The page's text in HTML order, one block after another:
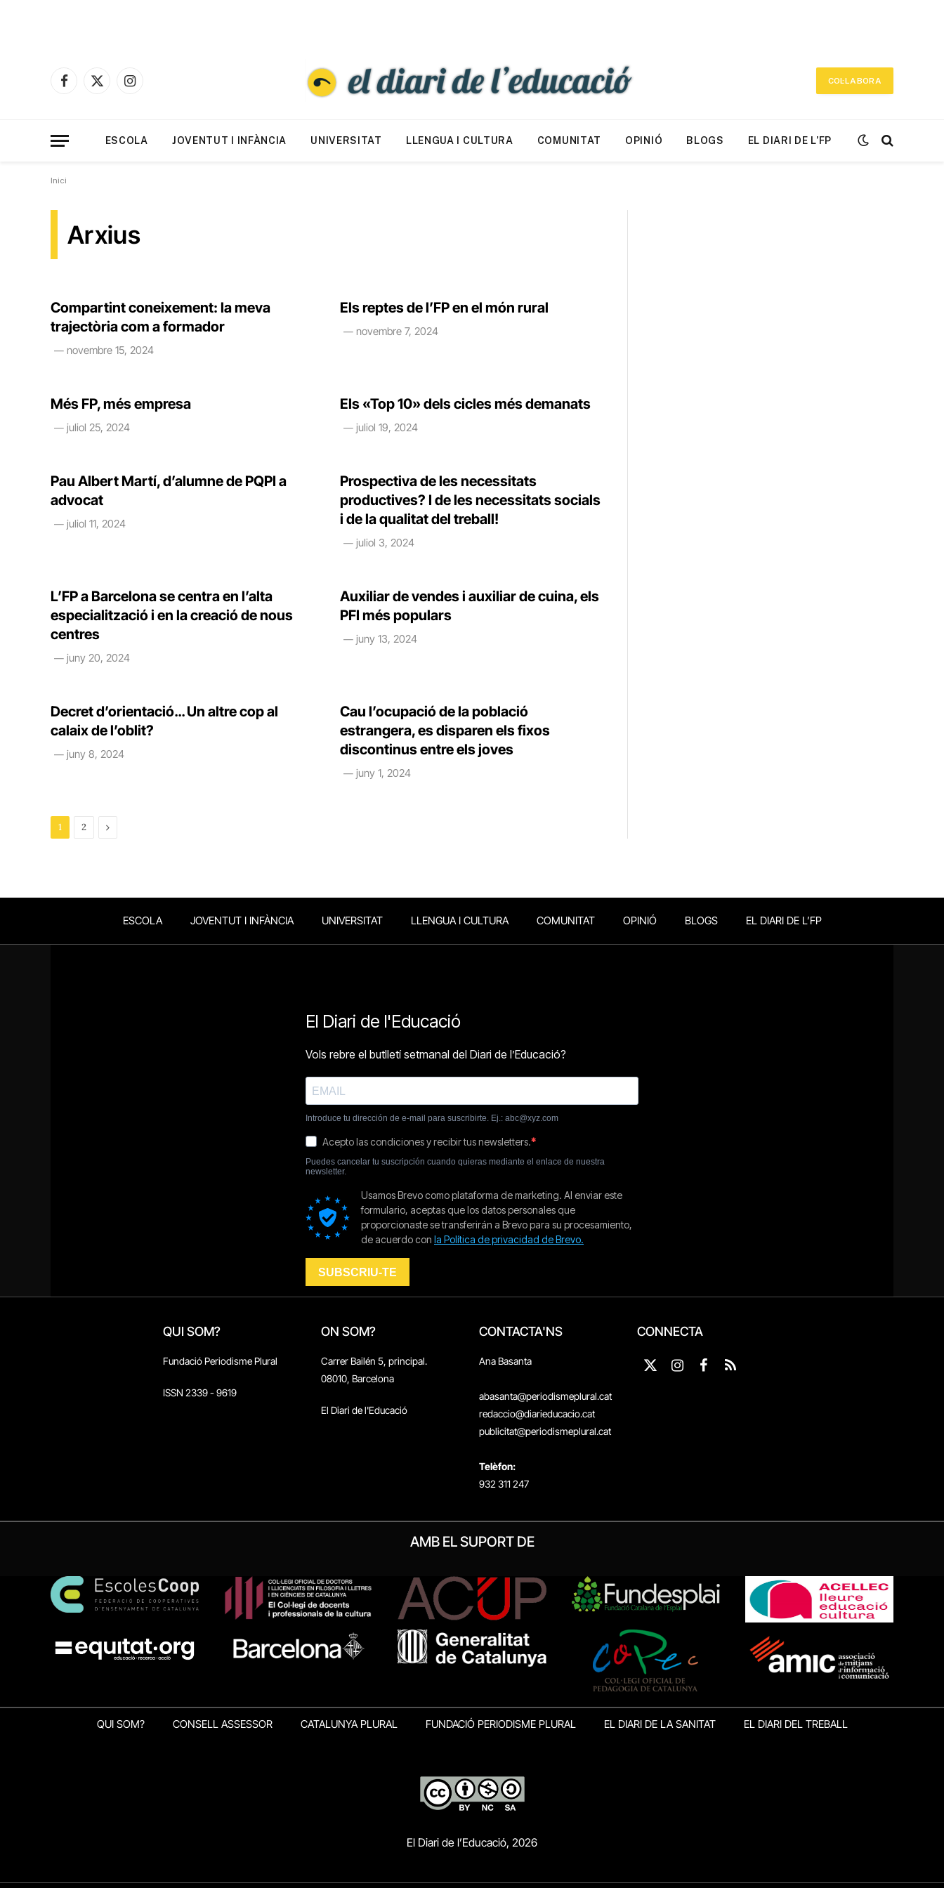
Facebook
X
Instagram
COL·LABORA
ESCOLA JOVENTUT I INFÀNCIA UNIVERSITAT LLENGUA I CULTURA COMUNITAT OPINIÓ BLOGS EL DIARI DE L’FP
Inici
Arxius
Compartint coneixement: la meva
trajectòria com a formador​
novembre 15, 2024
Els reptes de l’FP en el món rural​
novembre 7, 2024
Més FP, més empresa
juliol 25, 2024
Els «Top 10» dels cicles més demanats
juliol 19, 2024
Pau Albert Martí, d’alumne de PQPI a
advocat
juliol 11, 2024
Prospectiva de les necessitats
productives? I de les necessitats socials
i de la qualitat del treball!
juliol 3, 2024
L’FP a Barcelona se centra en l’alta
especialització i en la creació de nous
centres
juny 20, 2024
Auxiliar de vendes i auxiliar de cuina, els
PFI més populars
juny 13, 2024
Decret d’orientació… Un altre cop al
calaix de l’oblit?
juny 8, 2024
Cau l’ocupació de la població
estrangera, es disparen els fixos
discontinus entre els joves
juny 1, 2024
1 2 Next
ESCOLA JOVENTUT I INFÀNCIA UNIVERSITAT LLENGUA I CULTURA COMUNITAT OPINIÓ BLOGS EL DIARI DE L’FP
QUI SOM?
Fundació Periodisme Plural
ISSN 2339 - 9619
ON SOM?
Carrer Bailén 5, principal.
08010, Barcelona
El Diari de l'Educació
CONTACTA'NS
Ana Basanta
abasanta@periodismeplural.cat
redaccio@diarieducacio.cat
publicitat@periodismeplural.cat
Telèfon:
932 311 247
CONNECTA
X
Instagram
Facebook
RSS
AMB EL SUPORT DE
QUI SOM? CONSELL ASSESSOR CATALUNYA PLURAL FUNDACIÓ PERIODISME PLURAL EL DIARI DE LA SANITAT EL DIARI DEL TREBALL
El Diari de l’Educació, 2026